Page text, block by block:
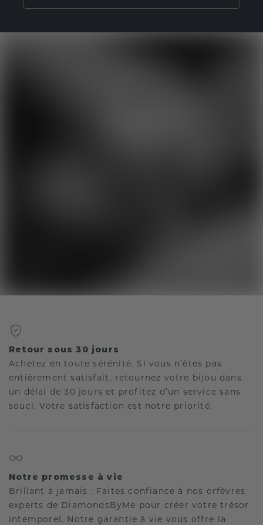
Retour sous 30 jours
Achetez en toute sérénité. Si vous n’êtes pas
entièrement satisfait, retournez votre bijou dans
un délai de 30 jours et profitez d’un service sans
souci. Votre satisfaction est notre priorité.
Notre promesse à vie
Brillant à jamais : Faites confiance à nos orfèvres
experts de DiamondsByMe pour créer votre trésor
intemporel. Notre garantie à vie vous offre la